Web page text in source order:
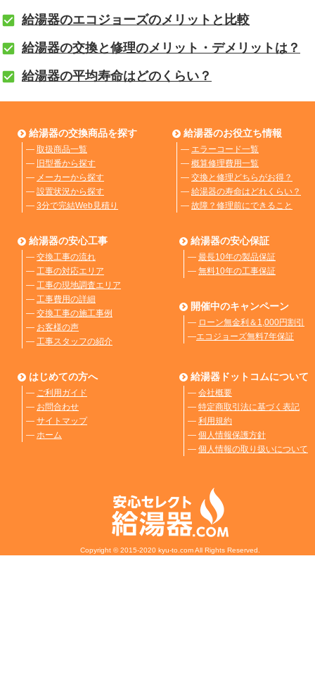
給湯器のエコジョーズのメリットと比較
給湯器の交換と修理のメリット・デメリットは？
給湯器の平均寿命はどのくらい？
給湯器の交換商品を探す
― 取扱商品一覧
― 旧型番から探す
― メーカーから探す
― 設置状況から探す
― 3分で完結Web見積り
給湯器のお役立ち情報
― エラーコード一覧
― 概算修理費用一覧
― 交換と修理どちらがお得？
― 給湯器の寿命はどれくらい？
― 故障？修理前にできること
給湯器の安心工事
― 交換工事の流れ
― 工事の対応エリア
― 工事の現地調査エリア
― 工事費用の詳細
― 交換工事の施工事例
― お客様の声
― 工事スタッフの紹介
給湯器の安心保証
― 最長10年の製品保証
― 無料10年の工事保証
開催中のキャンペーン
― ローン無金利＆1,000円割引
―エコジョーズ無料7年保証
はじめての方へ
― ご利用ガイド
― お問合わせ
― サイトマップ
― ホーム
給湯器ドットコムについて
― 会社概要
― 特定商取引法に基づく表記
― 利用規約
― 個人情報保護方針
― 個人情報の取り扱いについて
Copyright © 2015-2020 kyu-to.com All Rights Reserved.